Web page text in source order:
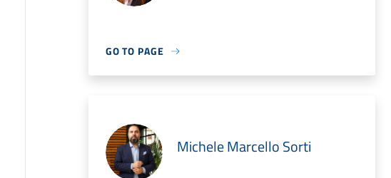
GO TO PAGE
Michele Marcello Sorti